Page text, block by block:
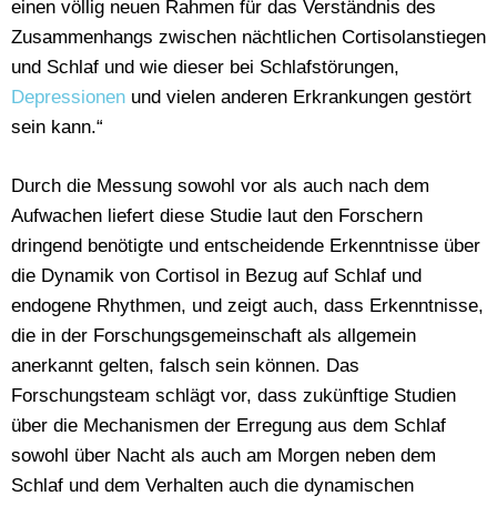
einen völlig neuen Rahmen für das Verständnis des
Zusammenhangs zwischen nächtlichen Cortisolanstiegen
und Schlaf und wie dieser bei Schlafstörungen,
Depressionen und vielen anderen Erkrankungen gestört
sein kann.“
Durch die Messung sowohl vor als auch nach dem
Aufwachen liefert diese Studie laut den Forschern
dringend benötigte und entscheidende Erkenntnisse über
die Dynamik von Cortisol in Bezug auf Schlaf und
endogene Rhythmen, und zeigt auch, dass Erkenntnisse,
die in der Forschungsgemeinschaft als allgemein
anerkannt gelten, falsch sein können. Das
Forschungsteam schlägt vor, dass zukünftige Studien
über die Mechanismen der Erregung aus dem Schlaf
sowohl über Nacht als auch am Morgen neben dem
Schlaf und dem Verhalten auch die dynamischen